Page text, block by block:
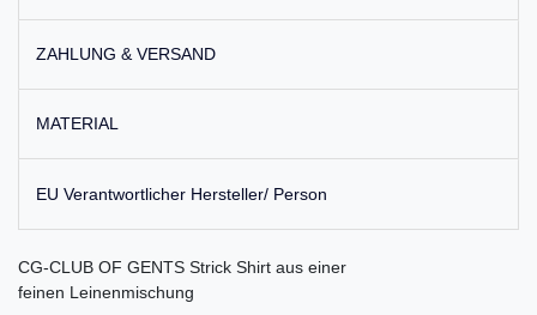
ZAHLUNG & VERSAND
MATERIAL
EU Verantwortlicher Hersteller/ Person
CG-CLUB OF GENTS Strick Shirt aus einer
feinen Leinenmischung